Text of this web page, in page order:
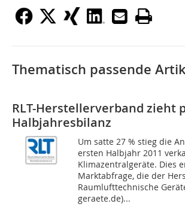
Thematisch passende
RLT-Herstellerverband zieht
Halbjahresbilanz
Um satte 27 % stieg die
ersten Halbjahr 2011
Klimazentralgeräte. Dies
Marktabfrage, die der
Raumlufttechnische
geraete.de)...